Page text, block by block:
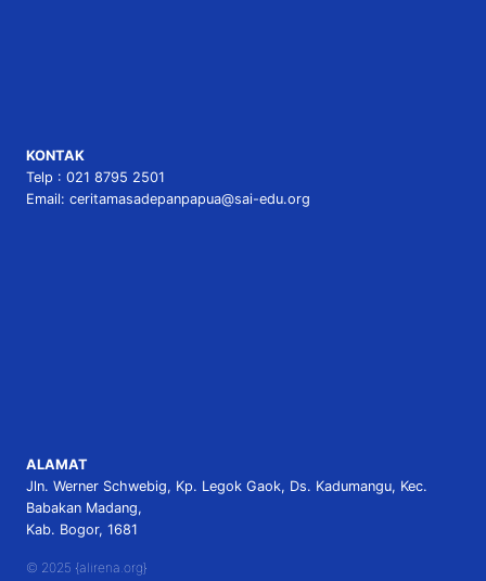
KONTAK
Telp : 021 8795 2501
Email: ceritamasadepanpapua@sai-edu.org
ALAMAT
Jln. Werner Schwebig, Kp. Legok Gaok, Ds. Kadumangu, Kec.
Babakan Madang,
Kab. Bogor, 1681
© 2025 {alirena.org}